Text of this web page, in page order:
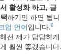
활성화 하고, 글
하기만 하면 됩니
업 언어입니다.6
선 제가 답답하게
훨씬 좋겠습니다.